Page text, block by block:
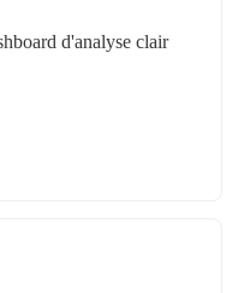
d'analyse clair